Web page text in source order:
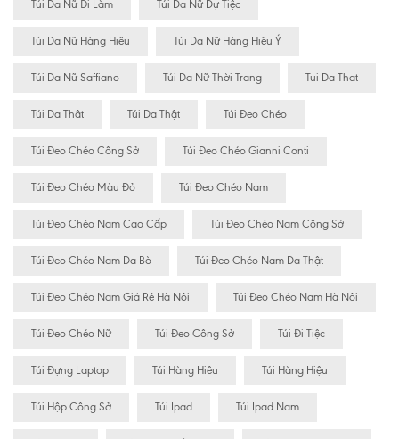
Túi Da Nữ Đi Làm Túi Da Nữ Dự Tiệc
Túi Da Nữ Hàng Hiệu Túi Da Nữ Hàng Hiệu Ý
Túi Da Nữ Saffiano Túi Da Nữ Thời Trang Tui Da That
Túi Da Thât Túi Da Thật Túi Đeo Chéo
Túi Đeo Chéo Công Sở Túi Đeo Chéo Gianni Conti
Túi Đeo Chéo Màu Đỏ Túi Đeo Chéo Nam
Túi Đeo Chéo Nam Cao Cấp Túi Đeo Chéo Nam Công Sở
Túi Đeo Chéo Nam Da Bò Túi Đeo Chéo Nam Da Thật
Túi Đeo Chéo Nam Giá Rẻ Hà Nội Túi Đeo Chéo Nam Hà Nội
Túi Đeo Chéo Nữ Túi Đeo Công Sở Túi Đi Tiệc
Túi Đựng Laptop Túi Hàng Hiêu Túi Hàng Hiệu
Túi Hộp Công Sở Túi Ipad Túi Ipad Nam